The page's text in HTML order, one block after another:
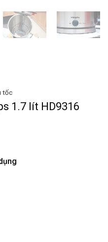
tốc
1.7 lít HD9316
số lượng